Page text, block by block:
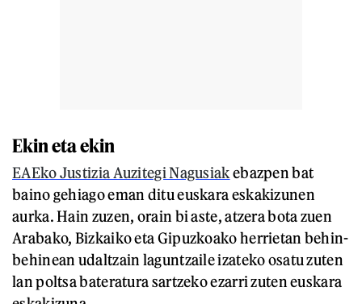
Ekin eta ekin
EAEko Justizia Auzitegi Nagusiakebazpen bat
baino gehiago eman ditu euskara eskakizunen
aurka. Hain zuzen, orain bi aste, atzera bota zuen
Arabako, Bizkaiko eta Gipuzkoako herrietan behin-
behinean udaltzain laguntzaile izateko osatu zuten
lan poltsa bateratura sartzeko ezarri zuten euskara